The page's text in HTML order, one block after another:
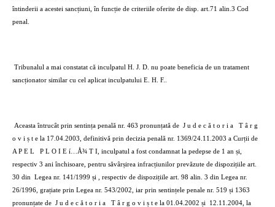
întinderii a acestei sancțiuni, în funcție de criteriile oferite de disp. art.71 alin.3 Cod
penal.
Tribunalul a mai constatat că inculpatul H. J. D. nu poate beneficia de un tratament
sancționator similar cu cel aplicat inculpatului E. H. F..
Aceasta întrucât prin sentința penală nr. 463 pronunțată de J u d e c ă t o r i a
T â r g
o v i ș t e la 17.04.2003, definitivă prin decizia penală nr. 1369/24.11.2003 a Curții de
A P E L
P L O I E í…Å¾ T I, inculpatul a fost condamnat la pedepse de 1 an și,
respectiv 3 ani închisoare, pentru săvârșirea infracțiunilor prevăzute de dispozițiile art.
30 din
Legea nr. 141/1999 și , respectiv de dispozițiile art. 98 alin. 3 din Legea nr.
26/1996, grațiate prin Legea nr. 543/2002, iar prin sentințele penale nr. 519 și 1363
pronunțate de J u d e c ă t o r i a T â r g o v i ș t e la 01.04.2002 și
12.11.2004, la